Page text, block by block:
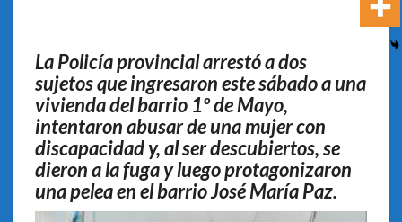
La Policía provincial arrestó a dos
sujetos que ingresaron este sábado a una
vivienda del barrio 1º de Mayo,
intentaron abusar de una mujer con
discapacidad y, al ser descubiertos, se
dieron a la fuga y luego protagonizaron
una pelea en el barrio José María Paz.